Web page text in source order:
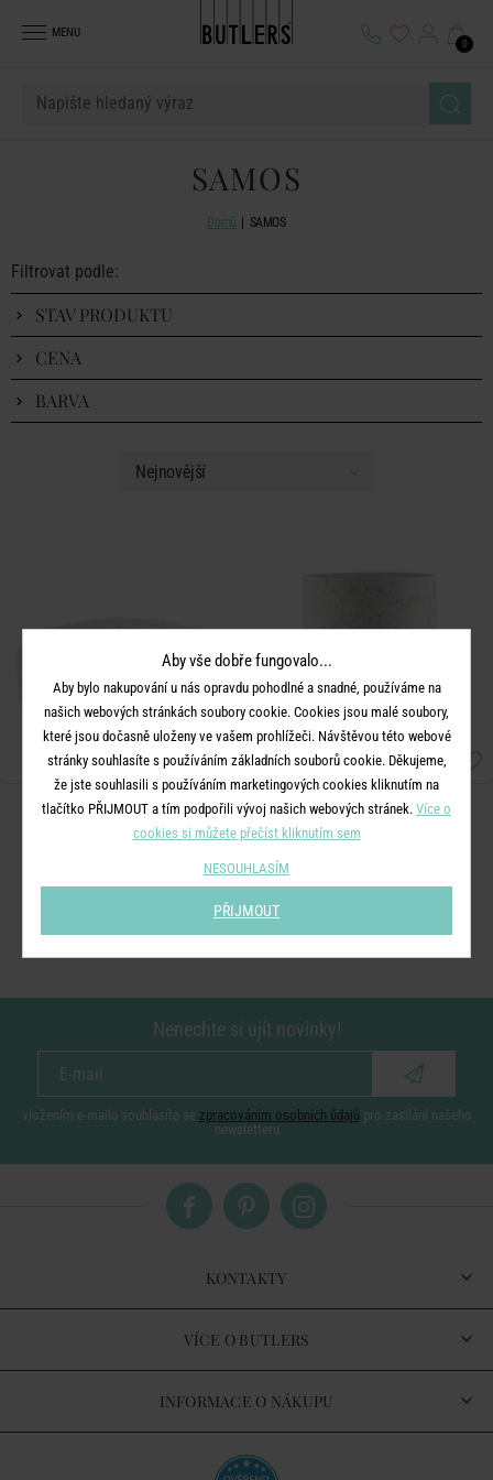
MENU
0
SAMOS
Domů SAMOS
Filtrovat podle:
STAV PRODUKTU
CENA
BARVA
SAMOS
Miska na mýdlo Terrazzo
SAMOS
Kelímek na zubní kartáčky
Nenechte si ujít novinky!
vložením e-mailu souhlasíte se zpracováním osobních údajů pro zasílání našeho
newsletteru
KONTAKTY
VÍCE O BUTLERS
INFORMACE O NÁKUPU
Aby vše dobře fungovalo...
Aby bylo nakupování u nás opravdu pohodlné a snadné, používáme na
našich webových stránkách soubory cookie. Cookies jsou malé soubory,
které jsou dočasně uloženy ve vašem prohlížeči. Návštěvou této webové
stránky souhlasíte s používáním základních souborů cookie. Děkujeme,
že jste souhlasili s používáním marketingových cookies kliknutím na
tlačítko PŘIJMOUT a tím podpořili vývoj našich webových stránek. Více o
cookies si můžete přečíst kliknutím sem
NESOUHLASÍM
PŘIJMOUT